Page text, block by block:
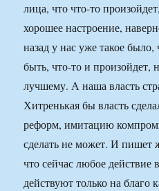
лица, что что-то
хорошее настроение,
назад у нас уже такое
быть, что-то и произойдет,
лучшему. А наша власть
Хитренькая бы власть
реформ, имитацию
сделать не может. И пишет
что сейчас любое действие
действуют только на благо